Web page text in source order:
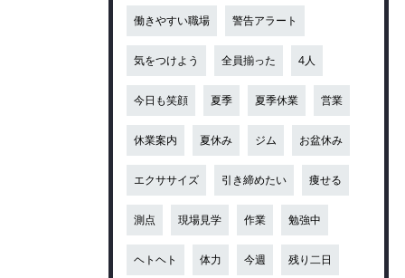
働きやすい職場 警告アラート
気をつけよう 全員揃った 4人
今日も笑顔 夏季 夏季休業 営業
休業案内 夏休み ジム お盆休み
エクササイズ 引き締めたい 痩せる
測点 現場見学 作業 勉強中
ヘトヘト 体力 今週 残り二日